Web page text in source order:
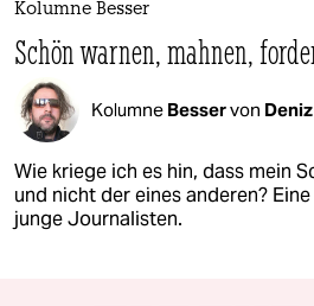
Kolumne Besser
Schön warnen, mahnen,
Kolumne Besservon
Wie kriege ich es hin, dass mein
und nicht der eines anderen?
junge Journalisten.